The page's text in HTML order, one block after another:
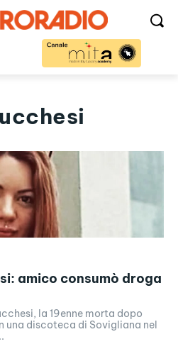
amico consumò droga
la 19enne morta dopo
una discoteca di Sovigliana nel